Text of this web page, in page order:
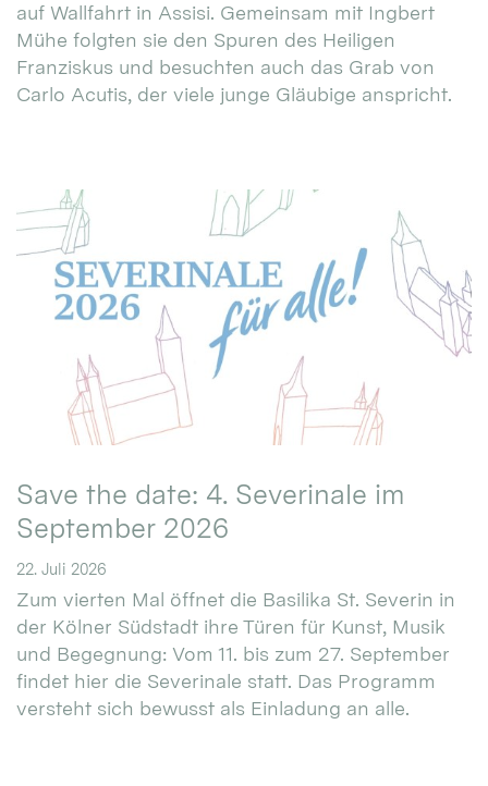
auf Wallfahrt in Assisi. Gemeinsam mit Ingbert
Mühe folgten sie den Spuren des Heiligen
Franziskus und besuchten auch das Grab von
Carlo Acutis, der viele junge Gläubige anspricht.
Save the date: 4. Severinale im
September 2026
22. Juli 2026
Zum vierten Mal öffnet die Basilika St. Severin in
der Kölner Südstadt ihre Türen für Kunst, Musik
und Begegnung: Vom 11. bis zum 27. September
findet hier die Severinale statt. Das Programm
versteht sich bewusst als Einladung an alle.